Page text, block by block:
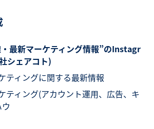
最新マーケティング情報”のInstagr
シェアコト)
ティングに関する最新情報
ティング(アカウント運用、広告、キ